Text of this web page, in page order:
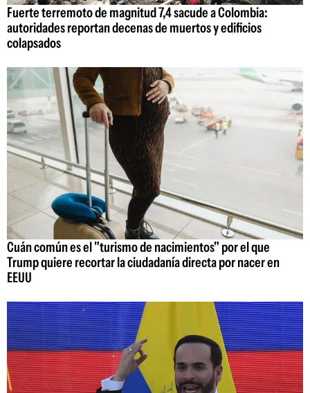
Fuerte terremoto de magnitud 7,4 sacude a Colombia:
autoridades reportan decenas de muertos y edificios
colapsados
Cuán común es el "turismo de nacimientos" por el que
Trump quiere recortar la ciudadanía directa por nacer en
EEUU